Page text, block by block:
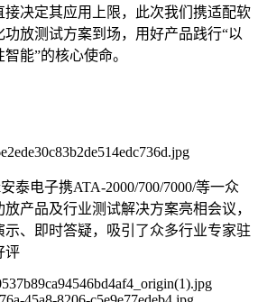
决定其应用上限，此次我们携适配软
放测试方案到场，用好产品践行“以
能”的核心使命。
电子携ATA-2000/700/7000/等一众
产品及行业测试解决方案亮相会议，
、即时答疑，吸引了众多行业专家驻
评